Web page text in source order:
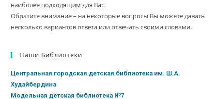
наиболее подходящим для Вас.
Обратите внимание – на некоторые вопросы Вы можете давать
несколько вариантов ответа или отвечать своими словами.
Наши Библиотеки
Центральная городская детская библиотека им. Ш.А.
Худайбердина
Модельная детская библиотека №7